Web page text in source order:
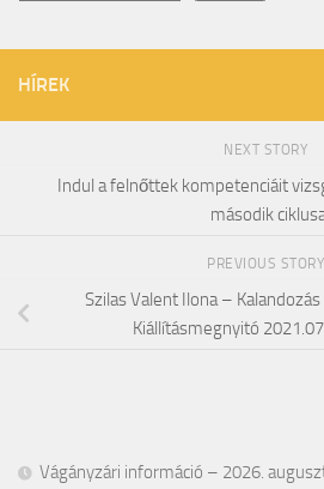
HÍREK
NEXT STORY
Indul a felnőttek kompetenciáit
második
PREVIOUS STORY
Szilas Valent Ilona –
Kiállításmegnyitó
Vágányzári információ – 2026.